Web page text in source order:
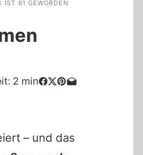
IST 61 GEWORDEN
2 min
– und das